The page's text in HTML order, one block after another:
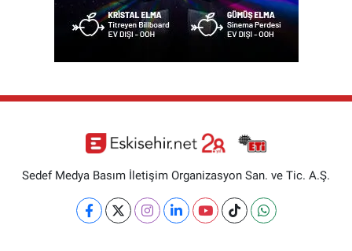
Sedef Medya Basım İletişim Organizasyon San. ve Tic. A.Ş.